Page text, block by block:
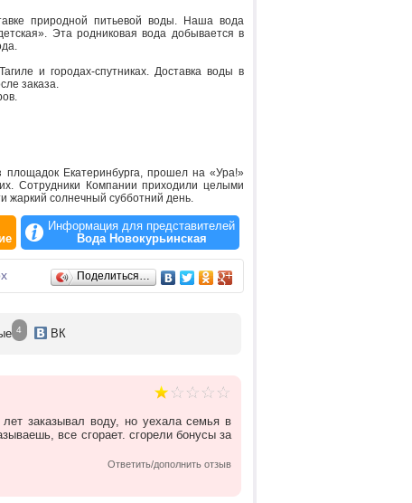
природной питьевой воды. Наша вода
Эта родниковая вода добывается в
и городах-спутниках. Доставка воды в
заказа.
Екатеринбурга, прошел на «Ура!»
Сотрудники Компании приходили целыми
жаркий солнечный субботний день.
символ, название и девиз, а болельщики
поле для творчества, возможность
Новокурьинская».
затем был зажжен символический
специальной детской зоне, придумывали
шары, а с ними пожелания светлого
Информация для представителей
Вода Новокурьинская
Поделиться…
4 ВК
заказывал воду, но уехала семья в
все сгорает. сгорели бонусы за
Ответить/дополнить отзыв